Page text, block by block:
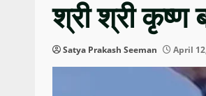
श्री श्री कृष्ण
Satya Prakash Seeman April